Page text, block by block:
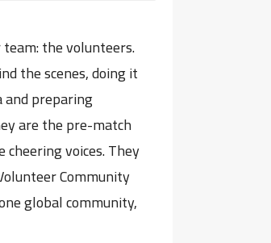
the volunteers.
the scenes, doing it
preparing
are the pre-match
voices. They
Community
global community,